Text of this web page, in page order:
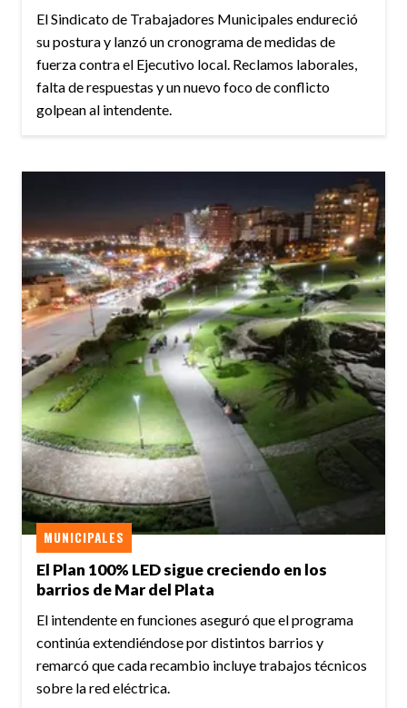
El Sindicato de Trabajadores Municipales endureció
su postura y lanzó un cronograma de medidas de
fuerza contra el Ejecutivo local. Reclamos laborales,
falta de respuestas y un nuevo foco de conflicto
golpean al intendente.
El Plan 100% LED sigue creciendo en los
barrios de Mar del Plata
MUNICIPALES
El intendente en funciones aseguró que el programa
continúa extendiéndose por distintos barrios y
remarcó que cada recambio incluye trabajos técnicos
sobre la red eléctrica.